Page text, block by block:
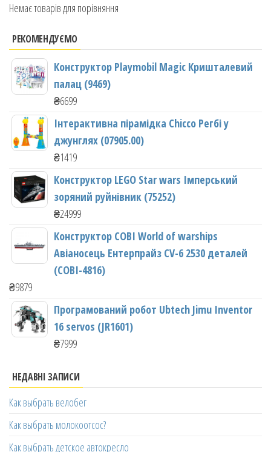
Немає товарів для порівняння
РЕКОМЕНДУЄМО
Конструктор Playmobil Magic Кришталевий
палац (9469)
₴6699
Інтерактивна пірамідка Chicco Регбі у
джунглях (07905.00)
₴1419
Конструктор LEGO Star wars Імперський
зоряний руйнівник (75252)
₴24999
Конструктор COBI World of warships
Авіаносець Ентерпрайз CV-6 2530 деталей
(COBI-4816)
₴9879
Програмований робот Ubtech Jimu Inventor
16 servos (JR1601)
₴7999
НЕДАВНІ ЗАПИСИ
Как выбрать велобег
Как выбрать молокоотсос?
Как выбрать детское автокресло